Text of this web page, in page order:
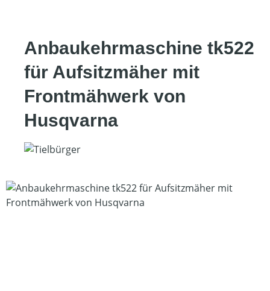
Anbaukehrmaschine tk522
für Aufsitzmäher mit
Frontmähwerk von
Husqvarna
Bildergalerie überspringen